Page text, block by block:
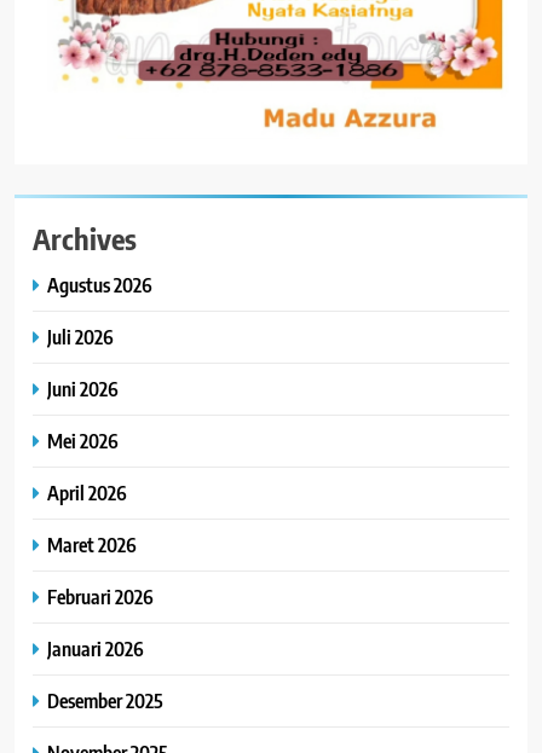
Archives
Agustus 2026
Juli 2026
Juni 2026
Mei 2026
April 2026
Maret 2026
Februari 2026
Januari 2026
Desember 2025